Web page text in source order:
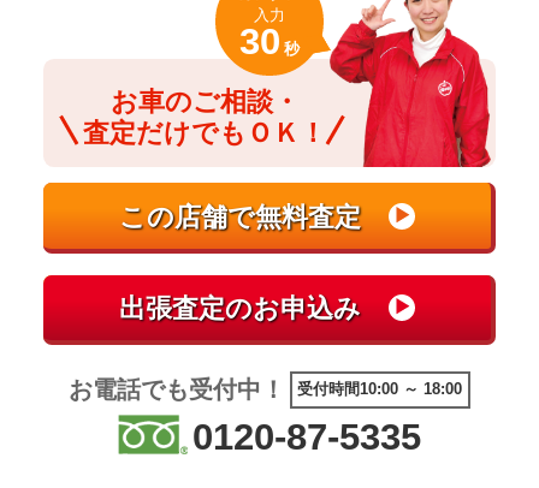
お車のご相談・
査定だけでもＯＫ！
入力
30 秒
お電話でも受付中！ 受付時間10:00 ～ 18:00
0120-87-5335